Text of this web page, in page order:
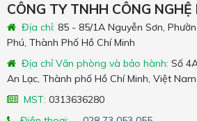
CÔNG TY TNHH CÔNG
Địa chỉ: 85 - 85/1A Nguyễn Sơn,
Phú, Thành Phố Hồ Chí Minh
Địa chỉ Văn phòng và bảo hành: Số
An Lạc, Thành phố Hồ Chí Minh, Việt
MST: 0313636280